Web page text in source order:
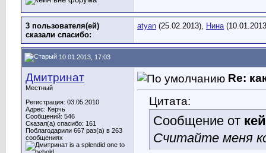
3 пользователя(ей)
сказали cпасибо:
atyan (25.02.2013), Нина
10.01.2013, 17:03
Дмитринат
Местный
Регистрация: 03.05.2010
Адрес: Керчь
Сообщений: 546
Сказал(а) спасибо: 161
Поблагодарили 667 раз(а) в 263
сообщениях
Re:
Цитата:
Сообщение от
Считайте меня